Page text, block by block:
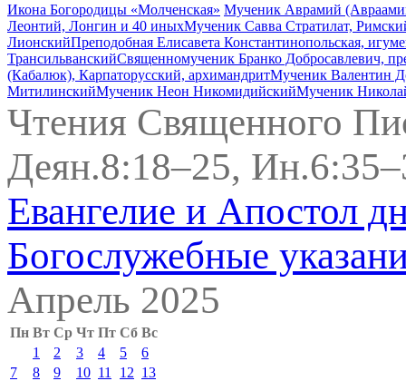
Икона Богородицы «Молченская» Мученик Аврамий
Леонтий, Лонгин и 40 иныхМученик Савва Стратилат,
ЛионскийПреподобная Елисавета Константинопольская,
ТрансильванскийСвященномученик Бранко Добросавлевич,
(Кабалюк), Карпаторусский, архимандритМученик Валентин
МитилинскийМученик Неон НикомидийскийМученик
Чтения Священного
Деян.8:18–25,
Евангелие и Апостол
Богослужебные
Апрель 2025
Пн Вт Ср Чт Пт Сб Вс
1
2 3 4 5
6
7
8 9 10 11 12 13